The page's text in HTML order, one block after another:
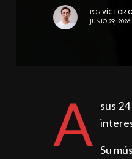
POR VÍCTOR
JUNIO 29, 2026
A sus
Su